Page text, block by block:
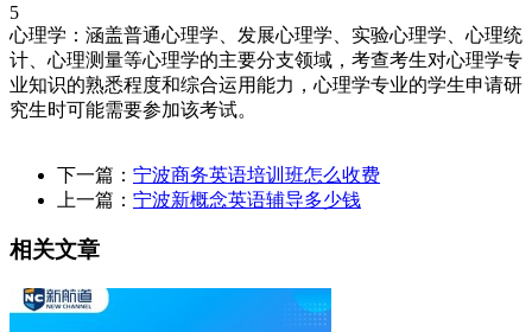
5
心理学：涵盖普通心理学、发展心理学、实验心理学、心理统
计、心理测量等心理学的主要分支领域，考查考生对心理学专
业知识的熟悉程度和综合运用能力，心理学专业的学生申请研
究生时可能需要参加该考试。
下一篇： 宁波商务英语培训班怎么收费
上一篇： 宁波新概念英语辅导多少钱
相关文章